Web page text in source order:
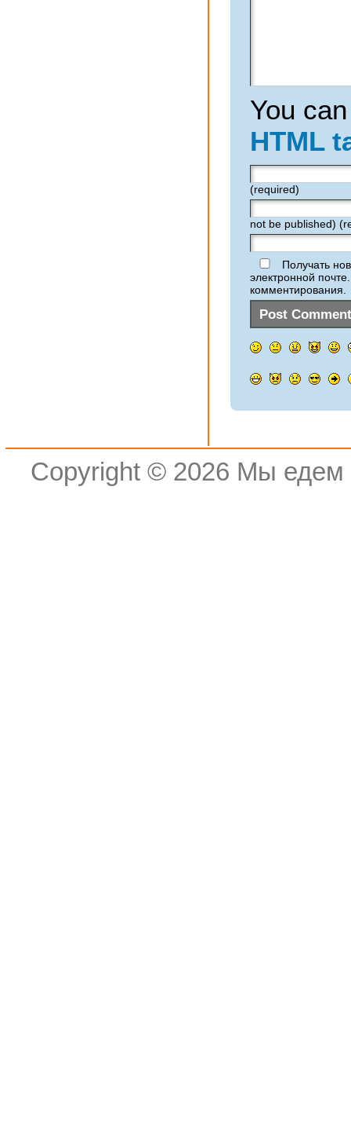
You
HTML
(required)
not be published)
Получать
электронной
комментирования.
Copyright © 2026 Мы едем